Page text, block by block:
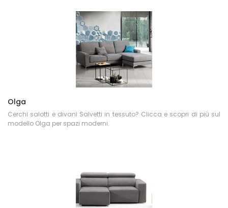
Olga
Cerchi salotti e divani Salvetti in tessuto? Clicca e scopri di più sul
modello Olga per spazi moderni.